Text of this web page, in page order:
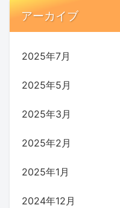
アーカイブ
2025年7月
2025年5月
2025年3月
2025年2月
2025年1月
2024年12月